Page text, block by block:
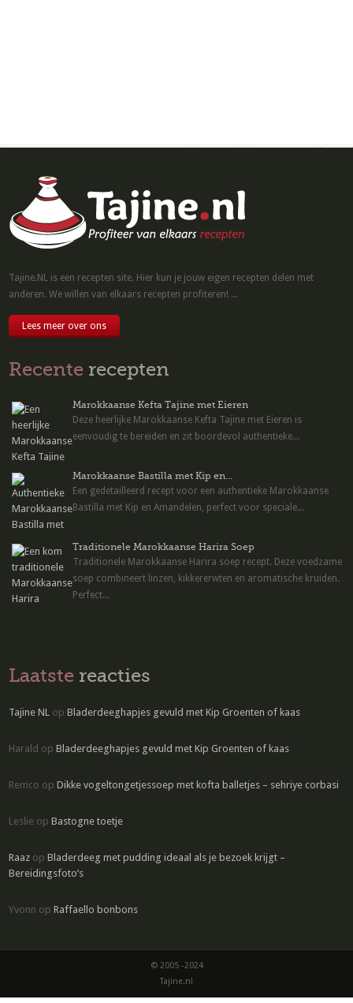
Tajine.NL is een recepten site. Hier kun je jouw eigen recepten delen met
anderen. We willen van elkaars recepten profiteren! ...
Lees meer over ons
Recente recepten
Marokkaanse Kefta Tajine met Eieren
Deze heerlijke Marokkaanse Kefta Tajine met Eieren is
eenvoudig te bereiden en zit boordevol authentieke...
Marokkaanse Bastilla met Kip en...
Een gedetailleerd recept voor een authentieke Marokkaanse
Bastilla met Kip en Amandelen, perfect voor speciale...
Traditionele Marokkaanse Harira Soep
Traditionele Marokkaanse Harira soep recept. Deze voedzame
soep combineert linzen, kikkererwten en aromatische kruiden.
Perfect...
Laatste reacties
Tajine NL opBladerdeeghapjes gevuld met Kip Groenten of kaas
Harald opBladerdeeghapjes gevuld met Kip Groenten of kaas
Remco opDikke vogeltongetjessoep met kofta balletjes – sehriye corbasi
Leslie opBastogne toetje
Raaz opBladerdeeg met pudding ideaal als je bezoek krijgt –
Bereidingsfoto’s
Yvonn opRaffaello bonbons
© 2005 -2024
Tajine.nl